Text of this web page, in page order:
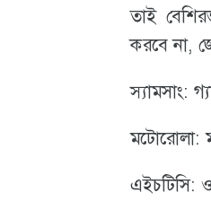
তাই
করবে না,
স্যামসাং:
মটোরোলা:
এইচটিসি: